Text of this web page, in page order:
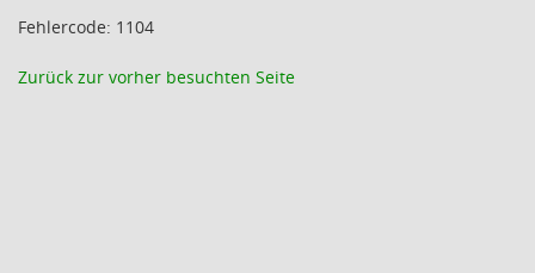
Fehlercode: 1104
Zurück zur vorher besuchten Seite